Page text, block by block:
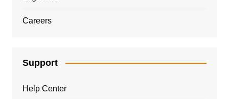
Careers
Support
Help Center